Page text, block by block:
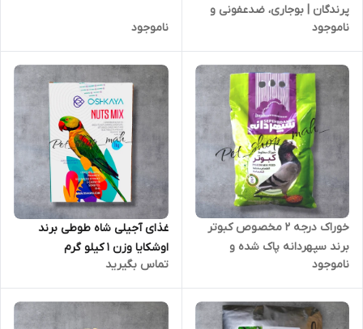
پرندگان | بوجاری، ضدعفونی و
تقویت‌کننده پر و پوست
ناموجود ناموجود
خوراک درجه 2 مخصوص کبوتر
برند سپهردانه پاک شده و
ضدعفونی شده
ناموجود
غذای آجیلی شاه طوطی برند
اوشکایا وزن 1 کیلو گرم
تماس بگیرید